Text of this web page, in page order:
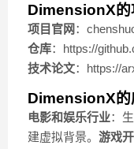
DimensionX的
项目官网 ：
仓库：https://
技术论文：https://
DimensionX的
电影和娱乐行业：
建虚拟背景。 游戏